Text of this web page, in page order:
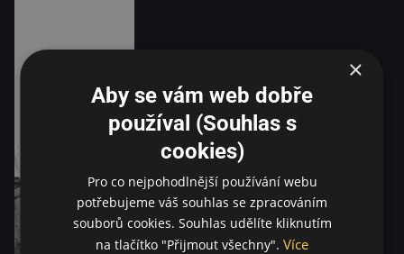
×
Aby se vám web dobře
používal (Souhlas s
cookies)
Pro co nejpohodlnější používání webu
potřebujeme váš souhlas se zpracováním
souborů cookies. Souhlas udělíte kliknutím
na tlačítko "Přijmout všechny". Více